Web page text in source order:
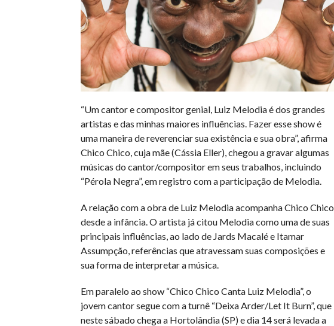
“Um cantor e compositor genial, Luiz Melodia é dos grandes
artistas e das minhas maiores influências. Fazer esse show é
uma maneira de reverenciar sua existência e sua obra”, afirma
Chico Chico, cuja mãe (Cássia Eller), chegou a gravar algumas
músicas do cantor/compositor em seus trabalhos, incluindo
“Pérola Negra”, em registro com a participação de Melodia.
A relação com a obra de Luiz Melodia acompanha Chico Chico
desde a infância. O artista já citou Melodia como uma de suas
principais influências, ao lado de Jards Macalé e Itamar
Assumpção, referências que atravessam suas composições e
sua forma de interpretar a música.
Em paralelo ao show “Chico Chico Canta Luiz Melodia”, o
jovem cantor segue com a turnê “Deixa Arder/Let It Burn”, que
neste sábado chega a Hortolândia (SP) e dia 14 será levada a